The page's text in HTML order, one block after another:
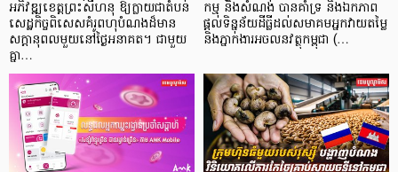
អភិវឌ្ឍខេត្តព្រះសីហនុ ឱ្យក្លាយជាតំបន់
សេដ្ឋកិច្ចពិសេសគំរូពហុបំណងដ៏មាន
សក្តានុពលមួយនៅថ្ងៃអនាគត។ ជាមួយ
គ្នា…
កម្ម និងសំណង់ បានគាំទ្រ និងឯកភាព
ផ្ដល់ទិន្នន័យដីធ្លីដល់សមាគមអ្នកវាយតម្លៃ
និងភ្នាក់ងារអចលនវត្ថុកម្ពុជា (…